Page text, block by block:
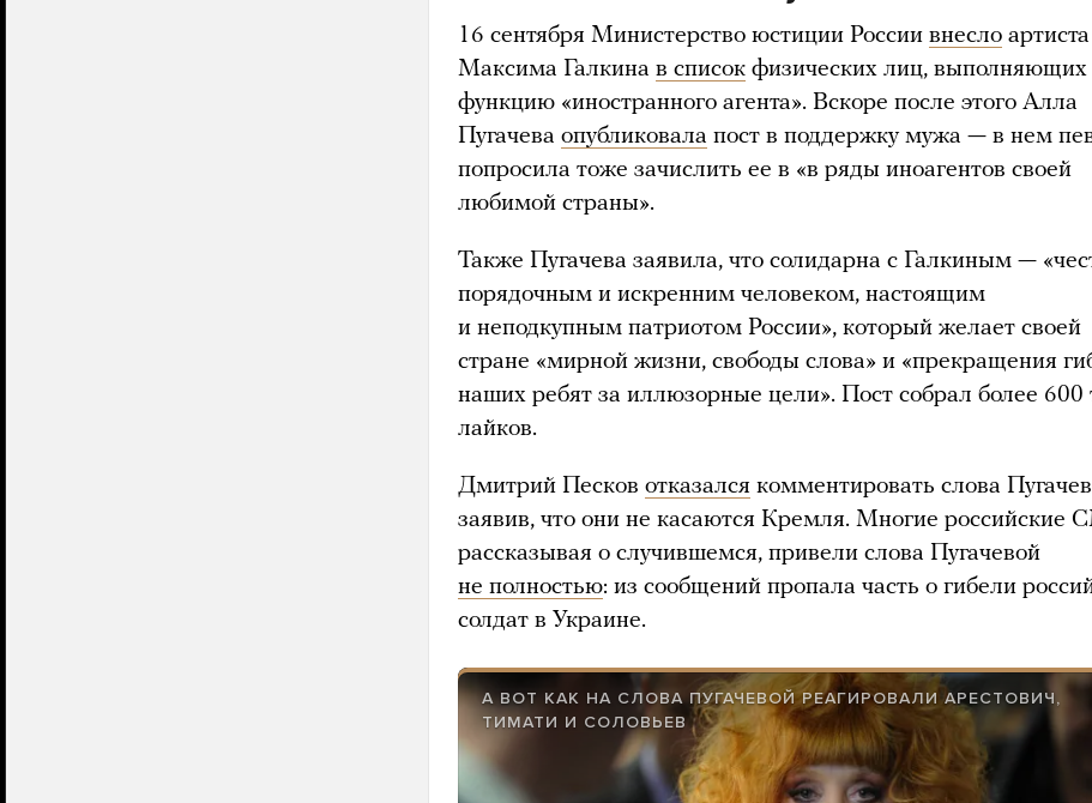
16 сентября Министерство юстиции России внесло артиста
Максима Галкина в список физических лиц, выполняющих
функцию «иностранного агента». Вскоре после этого Алла
Пугачева опубликовала пост в поддержку мужа — в нем
попросила тоже зачислить ее в «в ряды иноагентов своей
любимой страны».
Также Пугачева заявила, что солидарна с Галкиным —
порядочным и искренним человеком, настоящим
и неподкупным патриотом России», который желает своей
стране «мирной жизни, свободы слова» и «прекращения
наших ребят за иллюзорные цели». Пост собрал более 600
лайков.
Дмитрий Песков отказался комментировать слова
заявив, что они не касаются Кремля. Многие российские
рассказывая о случившемся, привели слова Пугачевой
не полностью: из сообщений пропала часть о гибели
солдат в Украине.
А ВОТ КАК НА СЛОВА ПУГАЧЕВОЙ РЕАГИРОВАЛИ АРЕСТОВИЧ,
ТИМАТИ И СОЛОВЬЕВ